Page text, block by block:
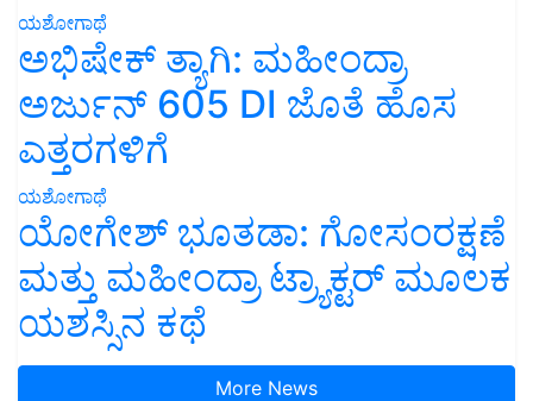
ಯಶೋಗಾಥೆ
ಅಭಿಷೇಕ್ ತ್ಯಾಗಿ: ಮಹೀಂದ್ರಾ
ಅರ್ಜುನ್ 605 DI ಜೊತೆ ಹೊಸ
ಎತ್ತರಗಳಿಗೆ
ಯಶೋಗಾಥೆ
ಯೋಗೇಶ್ ಭೂತಡಾ: ಗೋಸಂರಕ್ಷಣೆ
ಮತ್ತು ಮಹೀಂದ್ರಾ ಟ್ರ್ಯಾಕ್ಟರ್ ಮೂಲಕ
ಯಶಸ್ಸಿನ ಕಥೆ
More News